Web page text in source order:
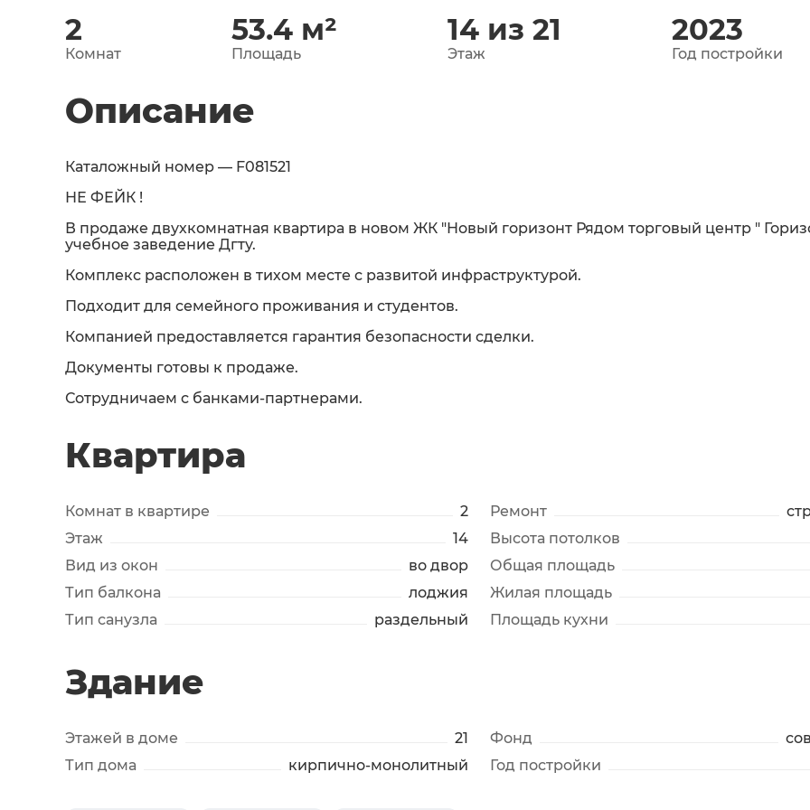
2
Комнат
53.4 м²
Площадь
14 из 21
Этаж
2023
Год постройки
Описание
Каталожный номер — F081521
НЕ ФЕЙК !
В продаже двухкомнатная квартира в новом ЖК "Новый горизонт Рядом торговый центр "
учебное заведение Дгту.
Комплекс расположен в тихом месте с развитой инфраструктурой.
Подходит для семейного проживания и студентов.
Компанией предоставляется гарантия безопасности сделки.
Документы готовы к продаже.
Сотрудничаем с банками-партнерами.
Квартира
Комнат в квартире
2
Этаж
14
Вид из окон
во двор
Тип балкона
лоджия
Тип санузла
раздельный
Ремонт
Высота потолков
Общая площадь
Жилая площадь
Площадь кухни
Здание
Этажей в доме
21
Тип дома
кирпично-монолитный
Фонд
Год постройки